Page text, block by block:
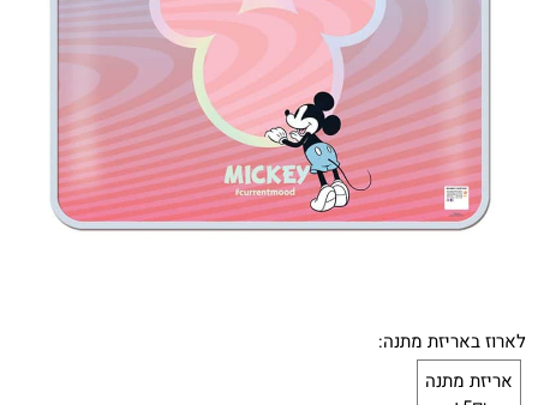
לארוז באריזת מתנה:
אריזת מתנה